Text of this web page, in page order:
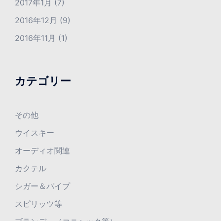
2017年1月 (7)
2016年12月 (9)
2016年11月 (1)
カテゴリー
その他
ウイスキー
オーディオ関連
カクテル
シガー＆パイプ
スピリッツ等